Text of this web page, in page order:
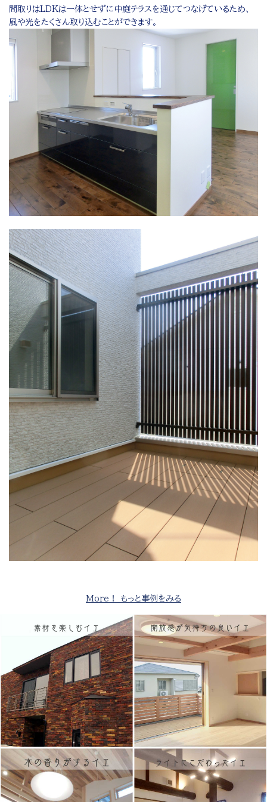
間取りはLDKは一体とせずに中庭テラスを通じてつなげているため、
風や光をたくさん取り込むことができます。
More！ もっと事例をみる